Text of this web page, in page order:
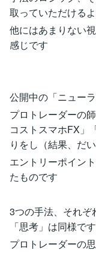
取っていただける
他にはあまりない
感じです
公開中の「ニュー
プロトレーダーの
コストスマホFX」
りをし（結果、だ
エントリーポイン
たものです
3つの手法、それぞ
「思考」は同様です
プロトレーダーの